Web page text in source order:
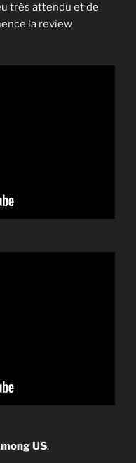
très attendu et de
la review
US.